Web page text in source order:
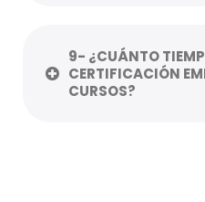
9- ¿CUÁNTO
CERTIFICACIÓN
CURSOS?